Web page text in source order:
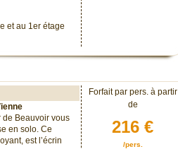
et au 1er étage
de Beauvoir vous
en solo. Ce
est l’écrin
Forfait par pers. à partir
de
216 €
/pers.